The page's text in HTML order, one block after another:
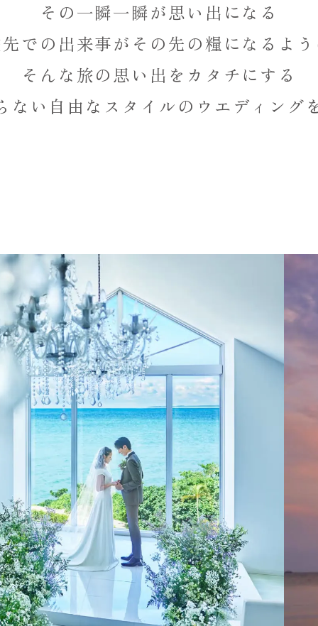
その一瞬一瞬が思い出になる
での出来事が その先の糧になるよ
そんな旅の思い出をカタチにする
ない自由なスタイルのウエディング